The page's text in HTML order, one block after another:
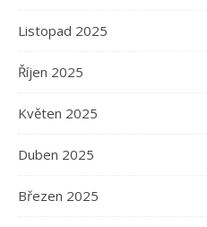
Listopad 2025
Říjen 2025
Květen 2025
Duben 2025
Březen 2025